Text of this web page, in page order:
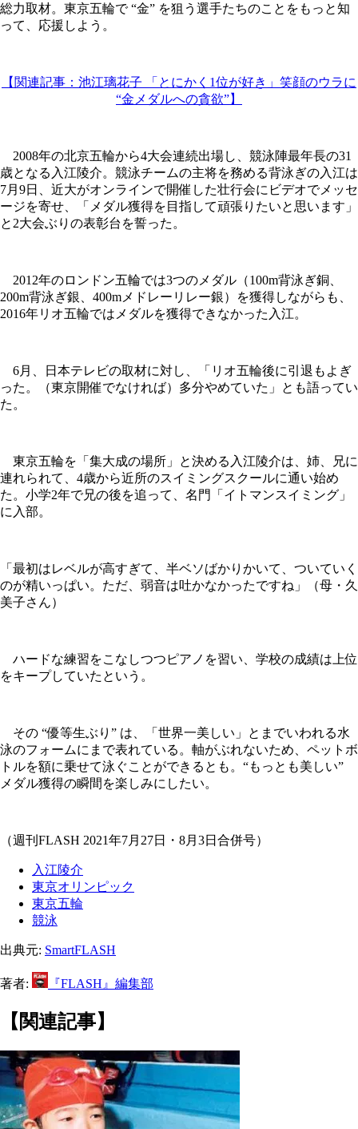
総力取材。東京五輪で “金” を狙う選手たちのことをもっと知
って、応援しよう。
【関連記事：池江璃花子 「とにかく1位が好き」笑顔のウラに
“金メダルへの貪欲”】
2008年の北京五輪から4大会連続出場し、競泳陣最年長の31
歳となる入江陵介。競泳チームの主将を務める背泳ぎの入江は
7月9日、近大がオンラインで開催した壮行会にビデオでメッセ
ージを寄せ、「メダル獲得を目指して頑張りたいと思います」
と2大会ぶりの表彰台を誓った。
2012年のロンドン五輪では3つのメダル（100m背泳ぎ銅、
200m背泳ぎ銀、400mメドレーリレー銀）を獲得しながらも、
2016年リオ五輪ではメダルを獲得できなかった入江。
6月、日本テレビの取材に対し、「リオ五輪後に引退もよぎ
った。（東京開催でなければ）多分やめていた」とも語ってい
た。
東京五輪を「集大成の場所」と決める入江陵介は、姉、兄に
連れられて、4歳から近所のスイミングスクールに通い始め
た。小学2年で兄の後を追って、名門「イトマンスイミング」
に入部。
「最初はレベルが高すぎて、半ベソばかりかいて、ついていく
のが精いっぱい。ただ、弱音は吐かなかったですね」（母・久
美子さん）
ハードな練習をこなしつつピアノを習い、学校の成績は上位
をキープしていたという。
その “優等生ぶり” は、「世界一美しい」とまでいわれる水
泳のフォームにまで表れている。軸がぶれないため、ペットボ
トルを額に乗せて泳ぐことができるとも。“もっとも美しい”
メダル獲得の瞬間を楽しみにしたい。
（週刊FLASH 2021年7月27日・8月3日合併号）
入江陵介
東京オリンピック
東京五輪
競泳
出典元: SmartFLASH
著者: 『FLASH』編集部
【関連記事】